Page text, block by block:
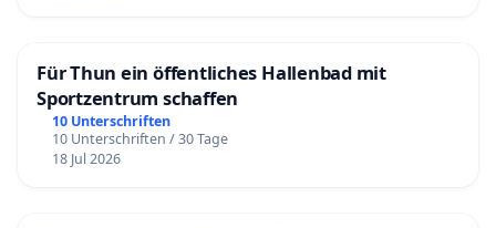
Für Thun ein öffentliches Hallenbad mit
Sportzentrum schaffen
10 Unterschriften
10 Unterschriften / 30 Tage
18 Jul 2026